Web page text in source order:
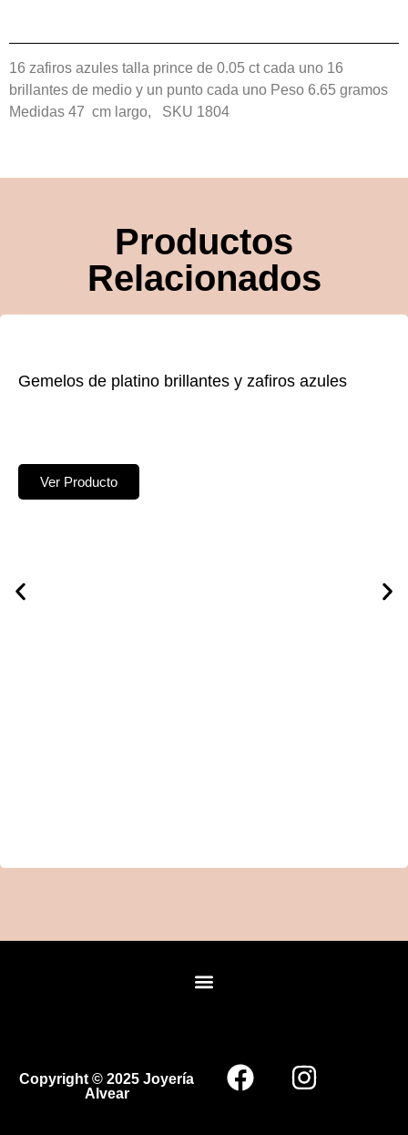
16 zafiros azules talla prince de 0.05 ct cada uno 16
brillantes de medio y un punto cada uno Peso 6.65 gramos
Medidas 47 cm largo,
SKU 1804
Productos
Relacionados
Gemelos de platino brillantes y zafiros azules
Ver Producto
Copyright © 2025 Joyería
Alvear